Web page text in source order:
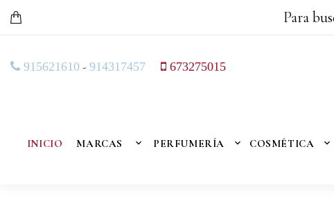
Para
915621610 - 914317457 673275015
INICIO MARCAS PERFUMERÍA COSMÉTICA